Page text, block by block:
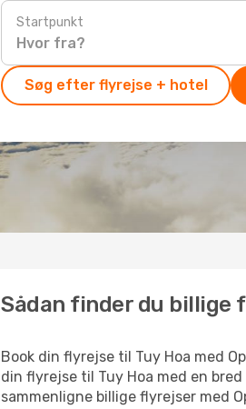
Startpunkt
Søg efter flyrejse + hotel
Sådan finder du billige
Book din flyrejse til Tuy Hoa med
din flyrejse til Tuy Hoa med en
sammenligne billige flyrejser med